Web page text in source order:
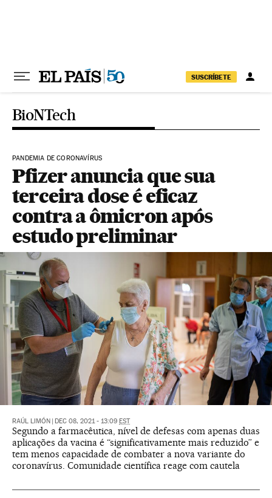
SUSCRÍBETE
BioNTech
PANDEMIA DE CORONAVÍRUS
Pfizer anuncia que sua
terceira dose é eficaz
contra a ômicron após
estudo preliminar
RAÚL LIMÓN DEC 08, 2021 - 13:09 EST
Segundo a farmacêutica, nível de defesas com apenas duas
aplicações da vacina é “significativamente mais reduzido” e
tem menos capacidade de combater a nova variante do
coronavírus. Comunidade científica reage com cautela